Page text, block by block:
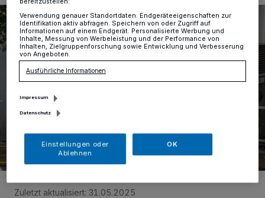
Zuletzt aktualisiert: 31.05.2025
Verwendung genauer Standortdaten. Endgeräteeigenschaften zur
Identifikation aktiv abfragen. Speichern von oder Zugriff auf
Informationen auf einem Endgerät. Personalisierte Werbung und
Inhalte, Messung von Werbeleistung und der Performance von
Inhalten, Zielgruppenforschung sowie Entwicklung und Verbesserung
von Angeboten.
Ausführliche Informationen
Impressum
Datenschutz
Einstellungen oder
Ablehnen
OK